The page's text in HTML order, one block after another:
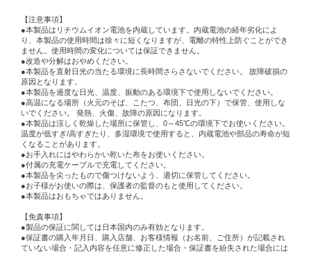
【注意事項】
●本製品はリチウムイオン電池を内蔵しています。内蔵電池の経年劣化によ
り、本製品の使用時間は徐々に短くなりますが、電離の特性上防ぐことができ
ません。使用時間の変化については保証できません。
●改造や分解はおやめください。
●本製品を直射日光の当たる環境に長時間さらさないでください。 故障破損の
原因となります。
●本製品を過度な日光、温度、振動のある環境下で使用しないでください。
●高温になる場所（火元のそば、こたつ、布団、日光の下）で保管、使用しな
いでください。 発熱、火傷、故障の原因になります。
●本製品は涼しく乾燥した場所に保管し、0～45℃の環境下でお使いください。
温度が低すぎ/高すぎたり、多湿環境で使用すると、内蔵電池や部品の寿命が短
くなることがあります。
●お手入れにはやわらかい乾いた布をお使いください。
●付属の充電ケーブルで充電してください。
●本製品を尖ったもので傷つけないよう、適切に保管してください。
●お子様がお使いの際は、保護者の監督のもと使用してください。
●本製品はおもちゃではありません。
【免責事項】
●製品の保証に関しては日本国内のみ有効となります。
●保証書の購入年月日、購入店舗、お客様情報（お名前、ご住所）が記載され
ていない場合・記入内容を任意に修正した場合・保証書を紛失された場合には